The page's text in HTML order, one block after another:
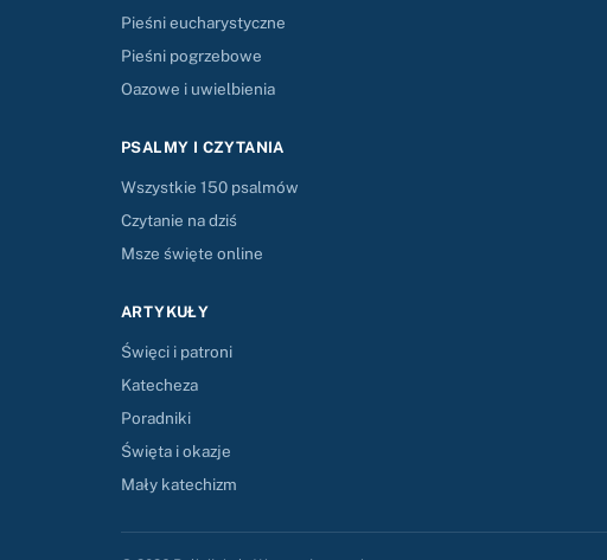
Pieśni eucharystyczne
Pieśni pogrzebowe
Oazowe i uwielbienia
PSALMY I CZYTANIA
Wszystkie 150 psalmów
Czytanie na dziś
Msze święte online
ARTYKUŁY
Święci i patroni
Katecheza
Poradniki
Święta i okazje
Mały katechizm